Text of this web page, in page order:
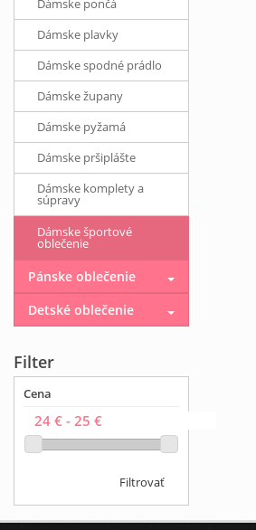
Dámske pončá
Dámske plavky
Dámske spodné prádlo
Dámske župany
Dámske pyžamá
Dámske pršiplášte
Dámske komplety a
súpravy
Dámske športové
oblečenie
Pánske oblečenie
Detské oblečenie
Filter
Cena
Filtrovať